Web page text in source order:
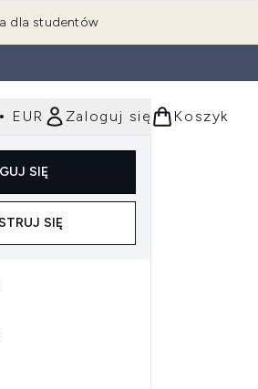
dla studentów
• EUR Zaloguj się
SIĘ
SIĘ
Koszyk
Wejdź do podmenu (Narzędzia)
LIBRE
- 90ML